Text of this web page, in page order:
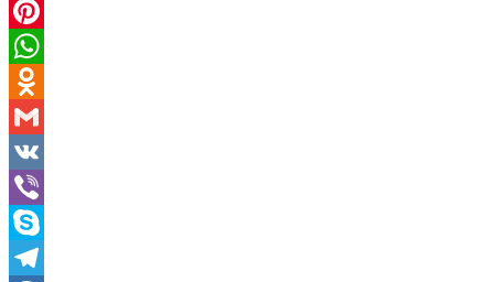
Twitter
Pinterest
WhatsApp
Odnoklassniki
Gmail
VK
Viber
Skype